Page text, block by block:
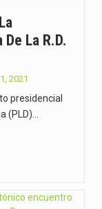
La R.D.
2021
presidencial
(PLD)…